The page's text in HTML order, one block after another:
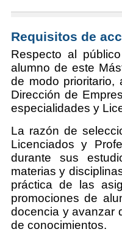
Requisitos de
Respecto al
alumno de este
de modo prioritario,
Dirección de
especialidades y
La razón de
Licenciados y
durante sus
materias y
práctica de las
promociones de
docencia y avanzar
de conocimientos.